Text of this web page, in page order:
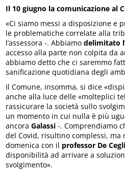
Il 10 giugno la comunicazione al
«Ci siamo messi a disposizione e
le problematiche correlate alla
l’assessora -. Abbiamodelimitato
accesso alla parte non colpita da
abbiamo detto che ci saremmo
sanificazione quotidiana degli
Il Comune, insomma, si dice
anche alla luce delle «molteplici
rassicurare la società sullo
un momento in cui nulla è più
ancoraGalassi -. Comprendiamo
del Covid, risultino complessi, ma
domenica con il professor De
disponibilità ad arrivare a
svolgimento».